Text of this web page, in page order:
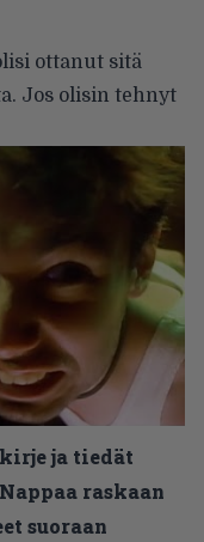
ottanut sitä
Jos olisin tehnyt
ja tiedät
raskaan
suoraan